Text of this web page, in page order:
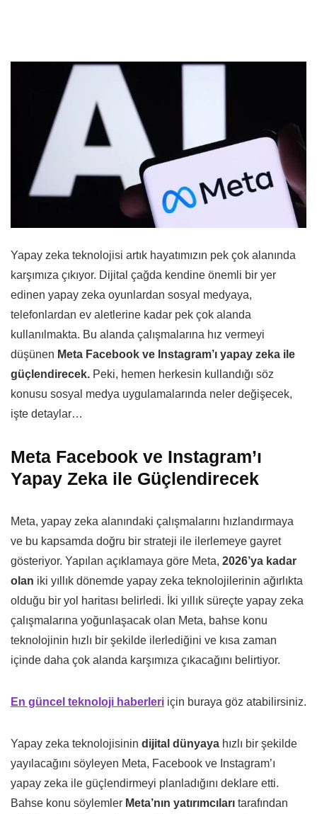
Yapay zeka teknolojisi artık hayatımızın pek çok alanında
karşımıza çıkıyor. Dijital çağda kendine önemli bir yer
edinen yapay zeka oyunlardan sosyal medyaya,
telefonlardan ev aletlerine kadar pek çok alanda
kullanılmakta. Bu alanda çalışmalarına hız vermeyi
düşünen Meta Facebook ve Instagram’ı yapay zeka ile
güçlendirecek. Peki, hemen herkesin kullandığı söz
konusu sosyal medya uygulamalarında neler değişecek,
işte detaylar…
Meta Facebook ve Instagram’ı
Yapay Zeka ile Güçlendirecek
Meta, yapay zeka alanındaki çalışmalarını hızlandırmaya
ve bu kapsamda doğru bir strateji ile ilerlemeye gayret
gösteriyor. Yapılan açıklamaya göre Meta, 2026’ya kadar
olan iki yıllık dönemde yapay zeka teknolojilerinin ağırlıkta
olduğu bir yol haritası belirledi. İki yıllık süreçte yapay zeka
çalışmalarına yoğunlaşacak olan Meta, bahse konu
teknolojinin hızlı bir şekilde ilerlediğini ve kısa zaman
içinde daha çok alanda karşımıza çıkacağını belirtiyor.
En güncel teknoloji haberleri için buraya göz atabilirsiniz.
Yapay zeka teknolojisinin dijital dünyaya hızlı bir şekilde
yayılacağını söyleyen Meta, Facebook ve Instagram’ı
yapay zeka ile güçlendirmeyi planladığını deklare etti.
Bahse konu söylemler Meta’nın yatırımcıları tarafından